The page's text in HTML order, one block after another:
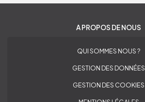
A PROPOS DE NOUS
QUI SOMMES NOUS ?
GESTION DES DONNÉES
GESTION DES COOKIES